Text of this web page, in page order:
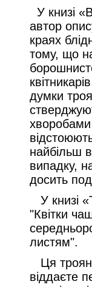
У книзі
автор
краях
тому, що
думки
хворобами
найбільш
випадку,
досить
У книзі
"Квітки
листям".
Ця
віддаєте